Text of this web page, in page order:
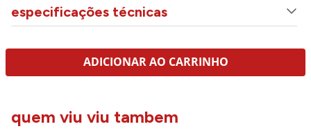
especificações técnicas
ADICIONAR AO CARRINHO
quem viu viu tambem